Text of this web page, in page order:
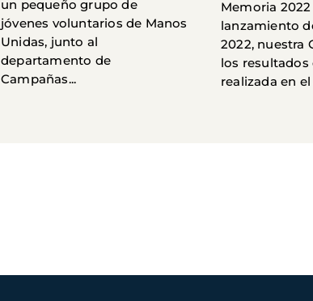
un pequeño grupo de
jóvenes voluntarios de Manos
Unidas, junto al
departamento de
Campañas...
Memoria
lanzamiento
2022, nuestra
los resultados
realizada en